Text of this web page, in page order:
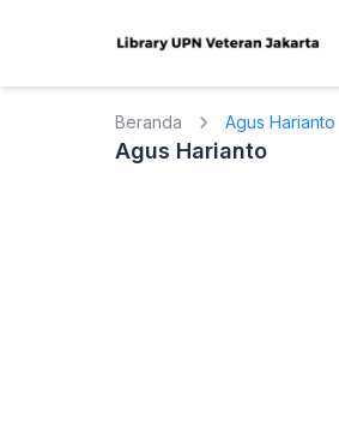
Beranda Agus Harianto
Agus Harianto